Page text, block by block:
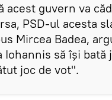
acest guvern va
PSD-ul acesta
Mircea Badea,
să își bată
joc de vot".